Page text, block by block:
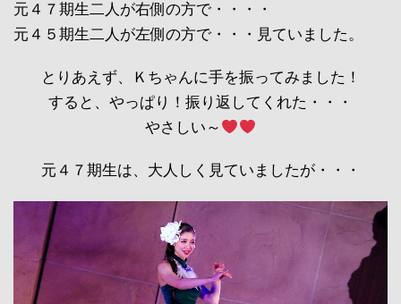
元４７期生二人が右側の方で・・・・
元４５期生二人が左側の方で・・・見ていました。
とりあえず、Ｋちゃんに手を振ってみました！
すると、やっぱり！振り返してくれた・・・
やさしい～
元４７期生は、大人しく見ていましたが・・・